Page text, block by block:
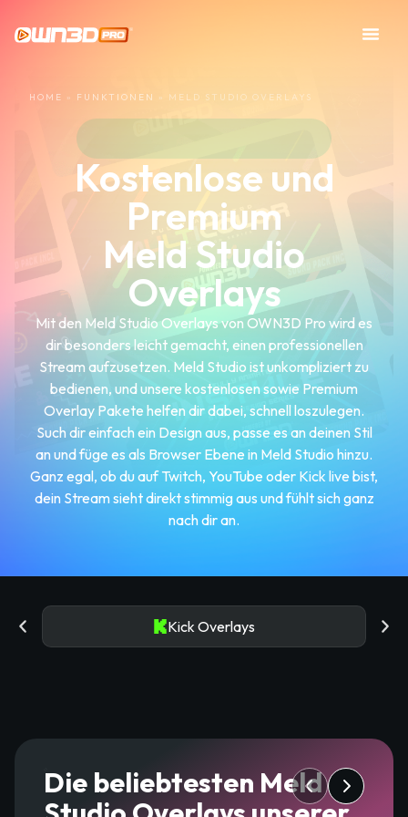
HOME » FUNKTIONEN » MELD STUDIO OVERLAYS
Kostenlose und
Premium
Meld Studio
Overlays
Mit den Meld Studio Overlays von OWN3D Pro wird es
dir besonders leicht gemacht, einen professionellen
Stream aufzusetzen. Meld Studio ist unkompliziert zu
bedienen, und unsere kostenlosen sowie Premium
Overlay Pakete helfen dir dabei, schnell loszulegen.
Such dir einfach ein Design aus, passe es an deinen Stil
an und füge es als Browser Ebene in Meld Studio hinzu.
Ganz egal, ob du auf Twitch, YouTube oder Kick live bist,
dein Stream sieht direkt stimmig aus und fühlt sich ganz
nach dir an.
Kick Overlays
Die beliebtesten Meld